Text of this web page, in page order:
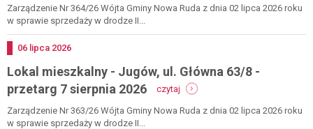
wykaz
mieszkalny
-
przetarg
sierpnia
2026
Zarządzenie Nr 364/26 Wójta Gminy Nowa Ruda z dnia 02 lipca 2026 roku
w sprawie sprzedaży w drodze II...
Dodano
06 lipca 2026
Lokal mieszkalny - Jugów, ul. Główna 63/8 -
przetarg 7 sierpnia 2026
czytaj
lokal
mieszkalny
Zarządzenie Nr 363/26 Wójta Gminy Nowa Ruda z dnia 02 lipca 2026 roku
w sprawie sprzedaży w drodze II...